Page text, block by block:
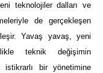
teknolojiler dalları ve
de gerçekleşen
Yavaş yavaş, yeni
teknik değişimin
istikrarlı bir yönetimine